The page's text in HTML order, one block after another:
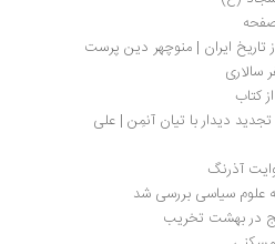
ایران | منوچهر دین پرست
درباره جمهوری خلق نسیان یا تجدید دیدار با تیان آنمِن | علی
بررسی شد
تخریب